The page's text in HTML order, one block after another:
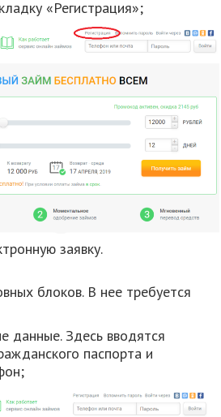
«Регистрация»;
заявку.
блоков. В нее требуется
данные. Здесь вводятся
паспорта и